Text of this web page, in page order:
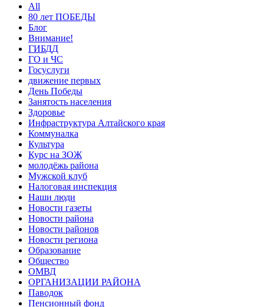
All
80 лет ПОБЕДЫ
Блог
Внимание!
ГИБДД
ГО и ЧС
Госуслуги
движение первых
День Победы
Занятость населения
Здоровье
Инфраструктура Алтайского края
Коммуналка
Культура
Курс на ЗОЖ
молодёжь района
Мужской клуб
Налоговая инспекция
Наши люди
Новости газеты
Новости района
Новости районов
Новости региона
Образование
Общество
ОМВД
ОРГАНИЗАЦИИ РАЙОНА
Паводок
Пенсионный фонд